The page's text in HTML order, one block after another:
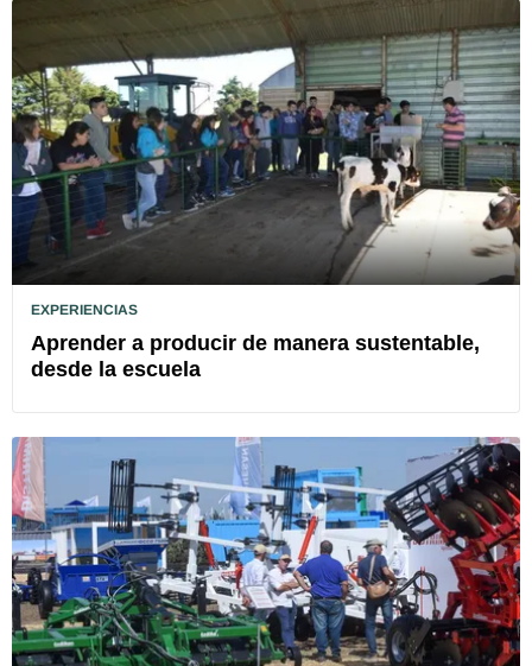
EXPERIENCIAS
Aprender a producir de manera sustentable,
desde la escuela